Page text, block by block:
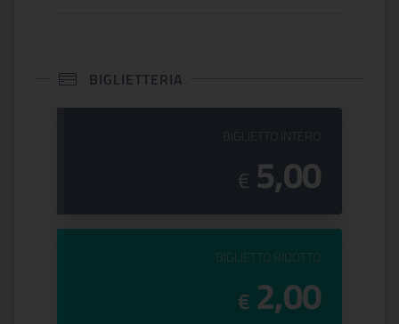
BIGLIETTERIA
€ 5,00
PREZZO DEL
BIGLIETTO RIDOTTO
€ 2,00